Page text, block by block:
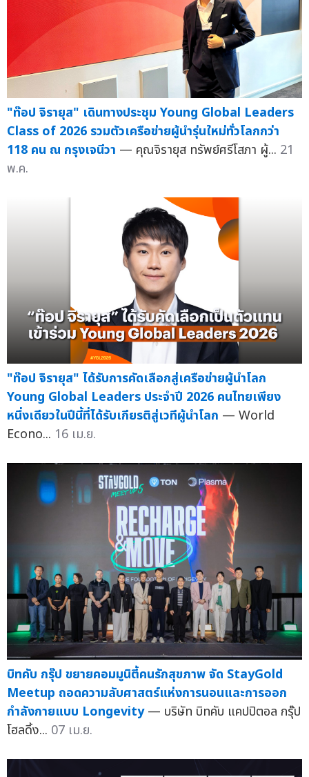
"ท๊อป จิรายุส" เดินทางประชุม Young Global Leaders
Class of 2026 รวมตัวเครือข่ายผู้นำรุ่นใหม่ทั่วโลกกว่า
118 คน ณ กรุงเจนีวา — คุณจิรายุส ทรัพย์ศรีโสภา ผู้... 21
พ.ค.
"ท๊อป จิรายุส" ได้รับการคัดเลือกสู่เครือข่ายผู้นำโลก
Young Global Leaders ประจำปี 2026 คนไทยเพียง
หนึ่งเดียวในปีนี้ที่ได้รับเกียรติสู่เวทีผู้นำโลก — World
Econo... 16 เม.ย.
บิทคับ กรุ๊ป ขยายคอมมูนิตี้คนรักสุขภาพ จัด StayGold
Meetup ถอดความลับศาสตร์แห่งการนอนและการออก
กำลังกายแบบ Longevity — บริษัท บิทคับ แคปปิตอล กรุ๊ป
โฮลดิ้ง... 07 เม.ย.